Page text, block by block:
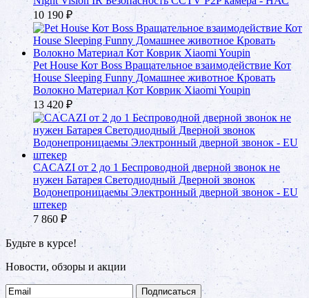
10 190 ₽
Pet House Кот Boss Вращательное взаимодействие Кот
House Sleeping Funny Домашнее животное Кровать
Волокно Материал Кот Коврик Xiaomi Youpin
13 420 ₽
CACAZI от 2 до 1 Беспроводной дверной звонок не
нужен Батарея Светодиодный Дверной звонок
Водонепроницаемы Электронный дверной звонок - EU
штекер
7 860 ₽
Будьте в курсе!
Новости, обзоры и акции
Подписаться